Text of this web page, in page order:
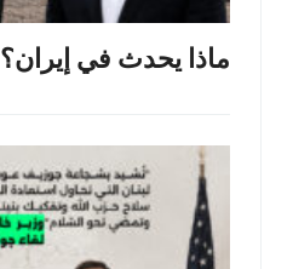
ماذا يحدث في إيران؟